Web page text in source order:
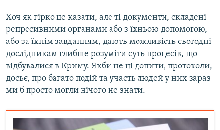
Хоч як гірко це казати, але ті документи, складені
репресивними органами або з їхньою допомогою,
або за їхнім завданням, дають можливість сьогодні
дослідникам глибше розуміти суть процесів, що
відбувалися в Криму. Якби не ці допити, протоколи,
досьє, про багато подій та участь людей у них зараз
ми б просто могли нічого не знати.